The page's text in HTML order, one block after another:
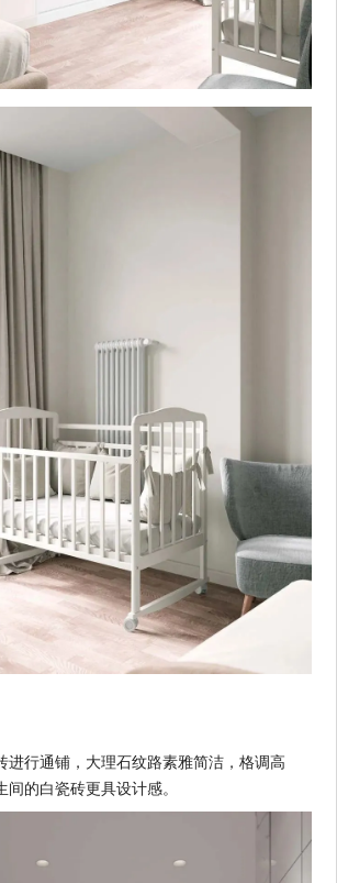
进行通铺，大理石纹路素雅简洁，格调高
的白瓷砖更具设计感。